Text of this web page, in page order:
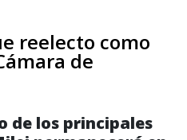
reelecto como
de
de los principales